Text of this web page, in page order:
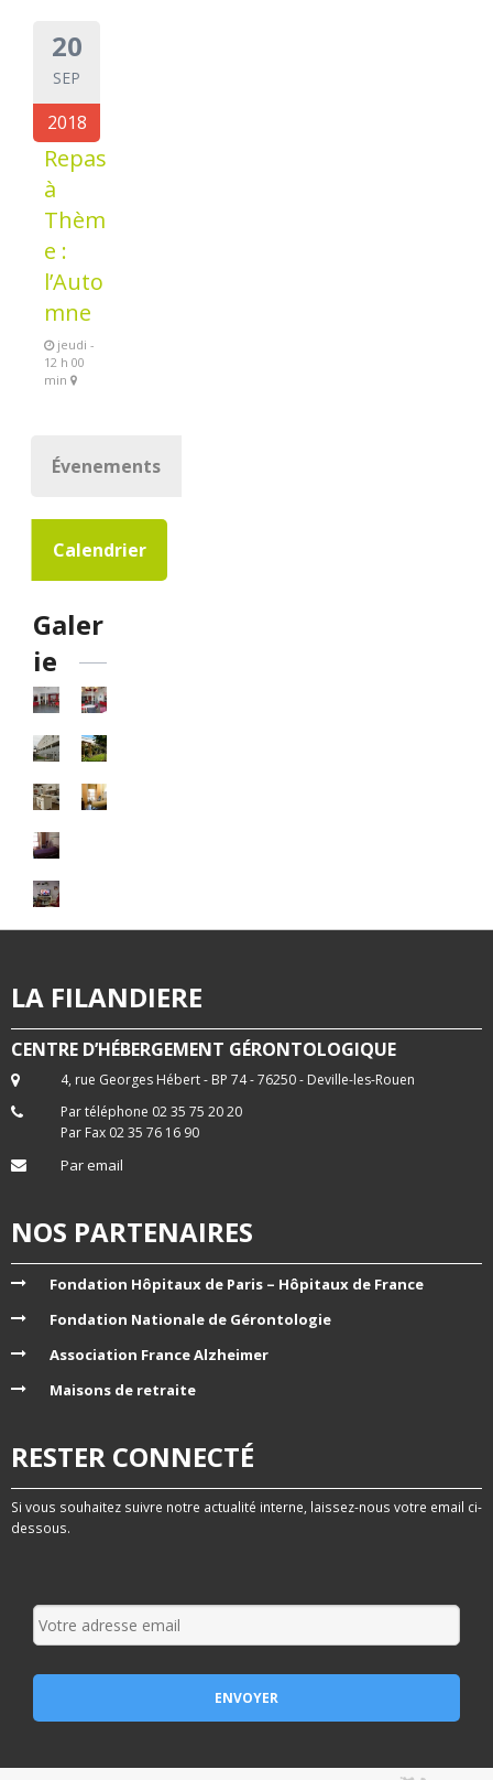
20
SEP
2018
Repas
à
Thèm
e :
l’Auto
mne
jeudi -
12 h 00
min
Évenements
Calendrier
Galer
ie
LA FILANDIERE
CENTRE D’HÉBERGEMENT GÉRONTOLOGIQUE
4, rue Georges Hébert - BP 74 - 76250 - Deville-les-Rouen
Par téléphone 02 35 75 20 20
Par Fax 02 35 76 16 90
Par email
NOS PARTENAIRES
Fondation Hôpitaux de Paris – Hôpitaux de France
Fondation Nationale de Gérontologie
Association France Alzheimer
Maisons de retraite
RESTER CONNECTÉ
Si vous souhaitez suivre notre actualité interne, laissez-nous votre email ci-
dessous.